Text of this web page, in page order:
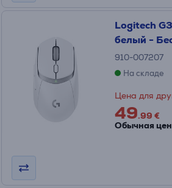
Logitech
белый -
910-007207
На складе
Цена для
49.99 €
Обычная